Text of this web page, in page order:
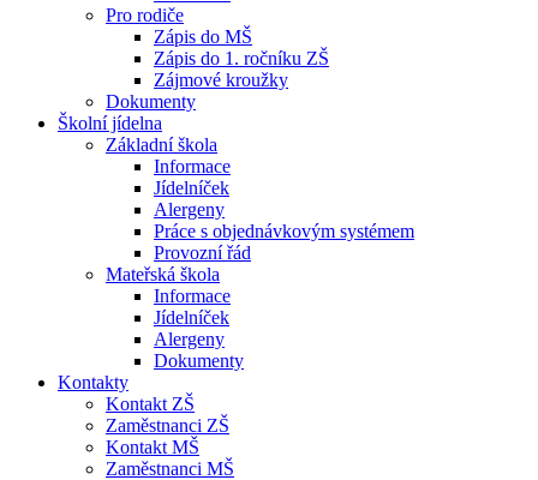
Pro rodiče
Zápis do MŠ
Zápis do 1. ročníku ZŠ
Zájmové kroužky
Dokumenty
Školní jídelna
Základní škola
Informace
Jídelníček
Alergeny
Práce s objednávkovým systémem
Provozní řád
Mateřská škola
Informace
Jídelníček
Alergeny
Dokumenty
Kontakty
Kontakt ZŠ
Zaměstnanci ZŠ
Kontakt MŠ
Zaměstnanci MŠ